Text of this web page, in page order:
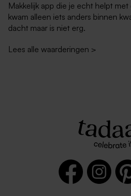
Makkelijk app die je echt helpt
kwam alleen iets anders binnen
dacht maar is niet erg.
Lees alle waarderingen >